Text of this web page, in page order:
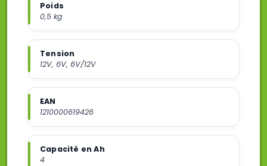
Poids
0,5 kg
Tension
12V, 6V, 6V/12V
EAN
1210000619426
Capacité en Ah
4